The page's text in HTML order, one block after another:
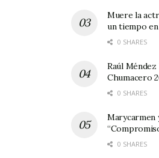
Muere la
un tiempo
0 SHARES
Raúl
Chumacero
0 SHARES
Marycarmen
0 SHARES